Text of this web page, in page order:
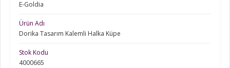
E-Goldia
Ürün Adı
Dorika Tasarım Kalemli Halka Küpe
Stok Kodu
4000665